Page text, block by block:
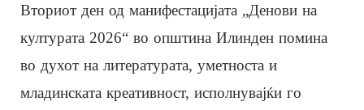
Вториот ден од манифестацијата „Денови на
културата 2026“ во oпштина Илинден помина
во духот на литературата, уметноста и
младинската креативност, исполнувајќи го